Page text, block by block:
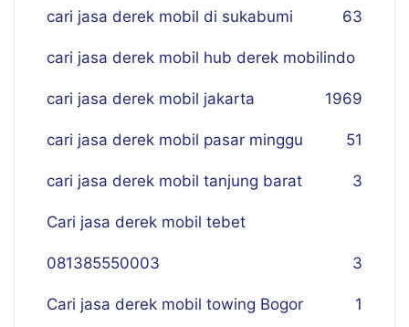
cari jasa derek mobil di sukabumi 63
cari jasa derek mobil hub derek mobilindo
69
cari jasa derek mobil jakarta 19
cari jasa derek mobil pasar minggu 51
cari jasa derek mobil tanjung barat 3
Cari jasa derek mobil tebet
081385550003 3
Cari jasa derek mobil towing Bogor 1